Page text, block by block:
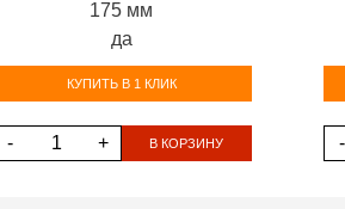
175 мм
да
КУПИТЬ В 1 КЛИК
- + В КОРЗИНУ -